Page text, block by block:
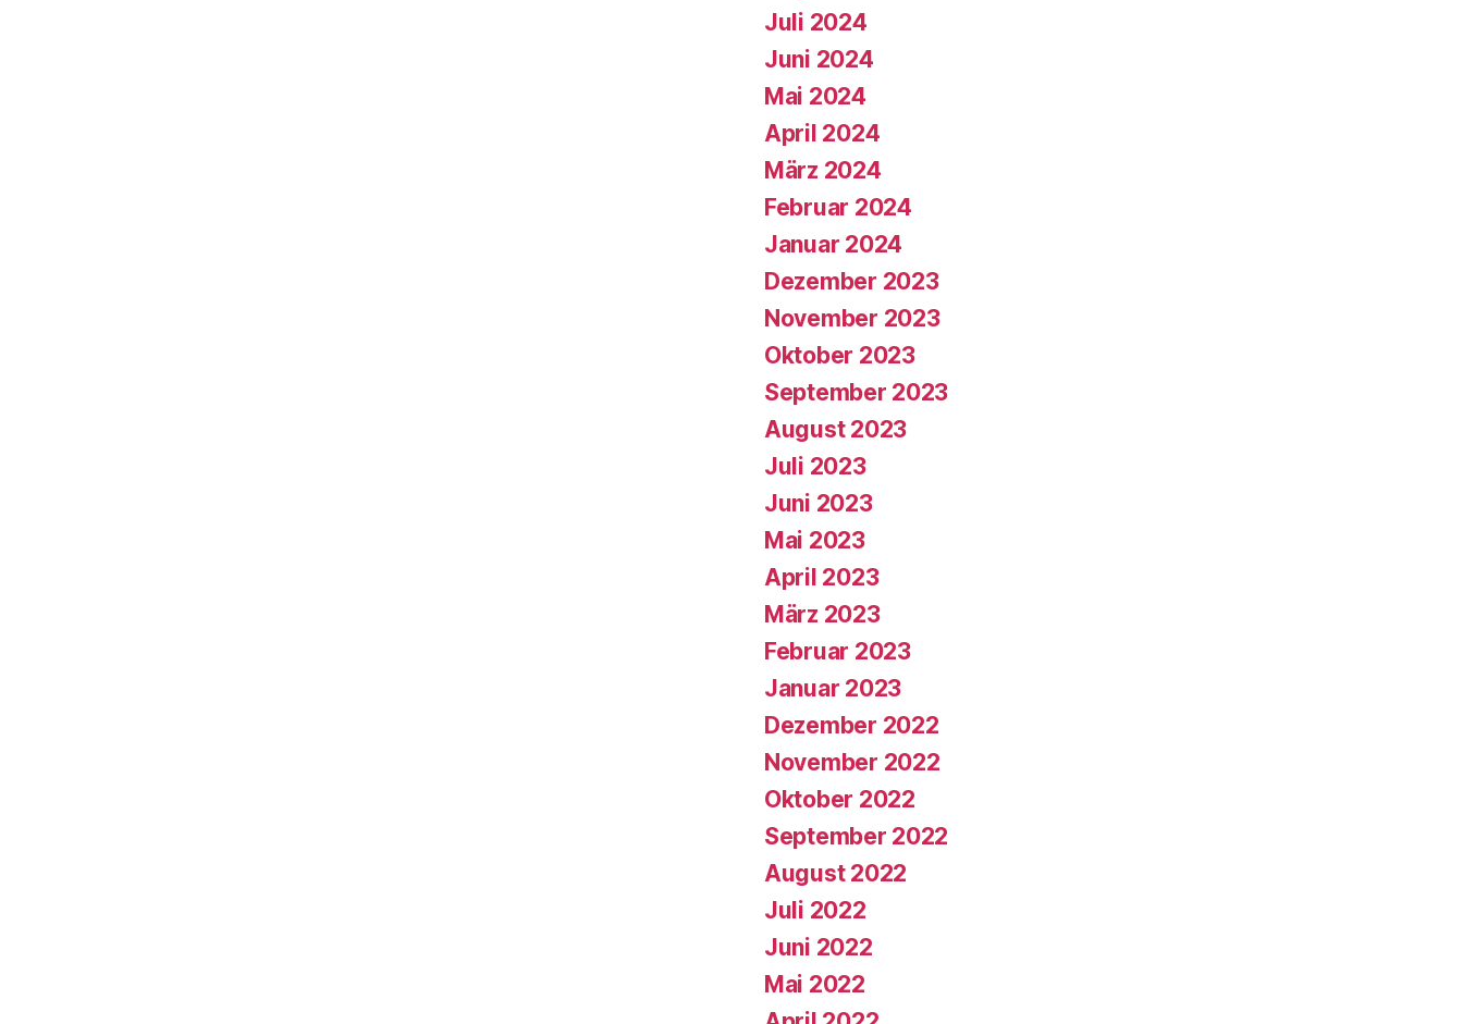
Juli 2024
Juni 2024
Mai 2024
April 2024
März 2024
Februar 2024
Januar 2024
Dezember 2023
November 2023
Oktober 2023
September 2023
August 2023
Juli 2023
Juni 2023
Mai 2023
April 2023
März 2023
Februar 2023
Januar 2023
Dezember 2022
November 2022
Oktober 2022
September 2022
August 2022
Juli 2022
Juni 2022
Mai 2022